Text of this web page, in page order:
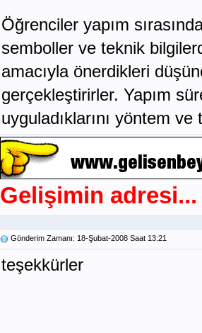
Öğrenciler yapım
semboller ve teknik
amacıyla önerdikleri
gerçekleştirirler. Yapım
uyguladıklarını yöntem
Gelişimin adresi...
Gönderim Zamanı: 18-Şubat-2008 Saat 13:21
teşekkürler